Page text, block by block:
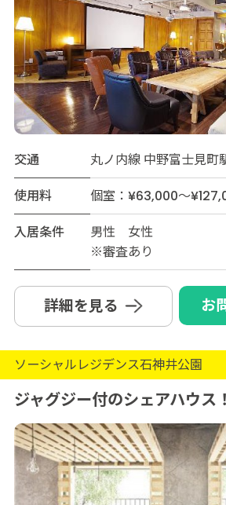
交通
丸ノ内線 中野富士見町
使用料
個室：¥63,000～
入居条件
男性 女性
※審査あり
詳細を見る お
ソーシャルレジデンス石神井公園
ジャグジー付のシェアハウス！